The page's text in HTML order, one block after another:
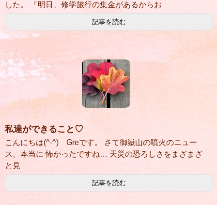
した。 「明日、修学旅行の集金があるからお
記事を読む
私達ができること♡
こんにちは(^-^) Greです。 さて御嶽山の噴火のニュー
ス、本当に 怖かったですね… 天災の恐ろしさをまざまざ
と見
記事を読む